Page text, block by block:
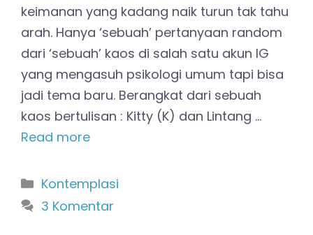
keimanan yang kadang naik turun tak tahu
arah. Hanya ‘sebuah’ pertanyaan random
dari ‘sebuah’ kaos di salah satu akun IG
yang mengasuh psikologi umum tapi bisa
jadi tema baru. Berangkat dari sebuah
kaos bertulisan : Kitty (K) dan Lintang …
Read more
Kategori
Kontemplasi
3 Komentar